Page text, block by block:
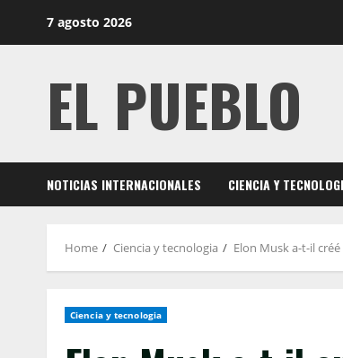
7 agosto 2026
EL PUEBLO
NOTICIAS INTERNACIONALES CIENCIA Y
Home Ciencia y tecnologia Elon Musk a-t-il
Ciencia y tecnologia